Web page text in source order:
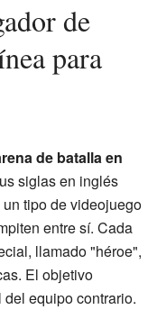
para
de batalla en
siglas en inglés
un tipo de videojuego
entre sí. Cada
llamado "héroe",
El objetivo
equipo contrario.